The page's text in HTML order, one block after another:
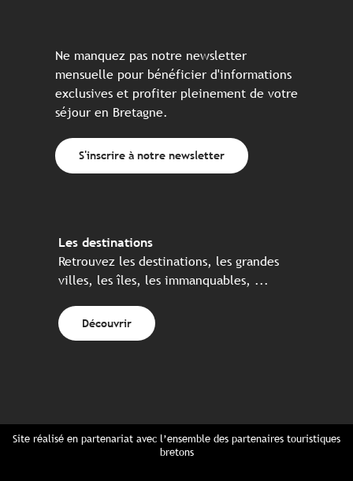
Ne manquez pas notre newsletter
mensuelle pour bénéficier d'informations
exclusives et profiter pleinement de votre
séjour en Bretagne.
S'inscrire à notre newsletter
Les destinations
Retrouvez les destinations, les grandes
villes, les îles, les immanquables, ...
Découvrir
Site réalisé en partenariat avec l’ensemble des partenaires touristiques
bretons